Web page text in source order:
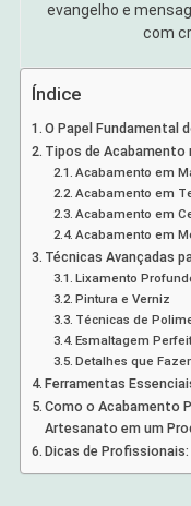
evangelho e
com
Índice
O Papel Fundamental
Tipos de
Acabamento em
Acabamento em
Acabamento em
Acabamento em
Técnicas Avançadas
Lixamento
Pintura e Verniz
Técnicas de
Esmaltagem
Detalhes que
Ferramentas
Como o Acabamento
Artesanato em um
Dicas de